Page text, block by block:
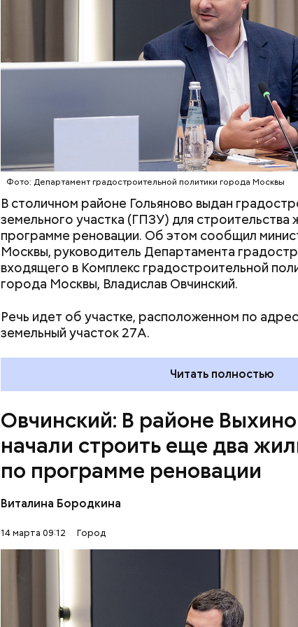
Фото: Департамент градостроительной политики города Москвы
В столичном районе Гольяново выдан
земельного участка (ГПЗУ) для
программе реновации. Об этом сообщил
Москвы, руководитель Департамента
входящего в Комплекс градостроительной
города Москвы, Владислав Овчинский.
Речь идет об участке, расположенном по
земельный участок 27А.
служба Департамента градостроительной
Читать полностью
Овчинский: В районе
начали строить еще два
по программе реновации
Виталина Бородкина
14 марта 09:12 Город
На прилегающих территориях предусмотрены
установят игровые комплексы, горки, качели,
Также во дворах появится по спортивной
отдыха.